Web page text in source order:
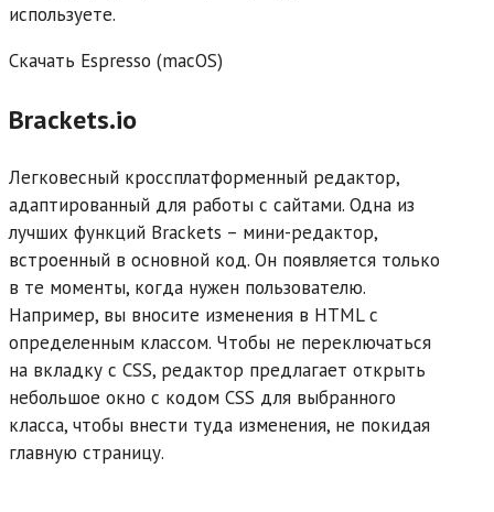
используете.
Скачать Espresso (macOS)
Brackets.io
Легковесный кроссплатформенный редактор,
адаптированный для работы с сайтами. Одна из
лучших функций Brackets – мини-редактор,
встроенный в основной код. Он появляется только
в те моменты, когда нужен пользователю.
Например, вы вносите изменения в HTML с
определенным классом. Чтобы не переключаться
на вкладку с CSS, редактор предлагает открыть
небольшое окно с кодом CSS для выбранного
класса, чтобы внести туда изменения, не покидая
главную страницу.